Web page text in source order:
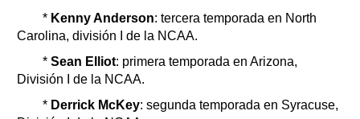
* Kenny Anderson: tercera temporada en North
Carolina, división I de la NCAA.
* Sean Elliot: primera temporada en Arizona,
División I de la NCAA.
* Derrick McKey: segunda temporada en Syracuse,